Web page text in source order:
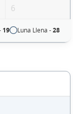
6
19 Luna Llena -28